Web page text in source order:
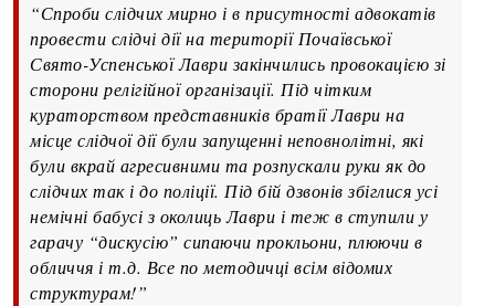
“Спроби слідчих мирно і в присутності адвокатів
провести слідчі дії на території Почаївської
Свято-Успенської Лаври закінчились провокацією зі
сторони релігійної організації. Під чітким
кураторством представників братії Лаври на
місце слідчої дії були запущенні неповнолітні, які
були вкрай агресивними та розпускали руки як до
слідчих так і до поліції. Під бій дзвонів збіглися усі
немічні бабусі з околиць Лаври і теж в ступили у
гарачу “дискусію” сипаючи прокльони, плюючи в
обличчя і т.д. Все по методичці всім відомих
структурам!”